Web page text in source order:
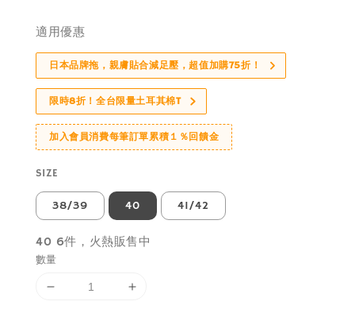
適用優惠
日本品牌拖，親膚貼合減足壓，超值加購75折！
限時8折！全台限量土耳其棉T
加入會員消費每筆訂單累積１％回饋金
SIZE
38/39 40 41/42
40 6件，火熱販售中
數量